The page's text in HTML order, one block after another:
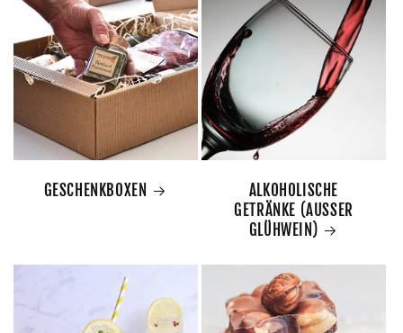
GESCHENKBOXEN
ALKOHOLISCHE
GETRÄNKE (AUSSER
GLÜHWEIN)